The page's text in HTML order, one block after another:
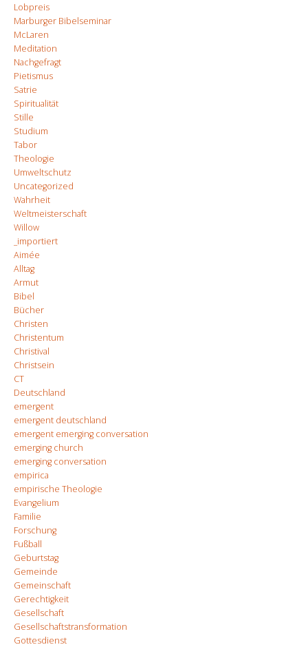
Lobpreis
Marburger Bibelseminar
McLaren
Meditation
Nachgefragt
Pietismus
Satrie
Spiritualität
Stille
Studium
Tabor
Theologie
Umweltschutz
Uncategorized
Wahrheit
Weltmeisterschaft
Willow
_importiert
Aimée
Alltag
Armut
Bibel
Bücher
Christen
Christentum
Christival
Christsein
CT
Deutschland
emergent
emergent deutschland
emergent emerging conversation
emerging church
emerging conversation
empirica
empirische Theologie
Evangelium
Familie
Forschung
Fußball
Geburtstag
Gemeinde
Gemeinschaft
Gerechtigkeit
Gesellschaft
Gesellschaftstransformation
Gottesdienst